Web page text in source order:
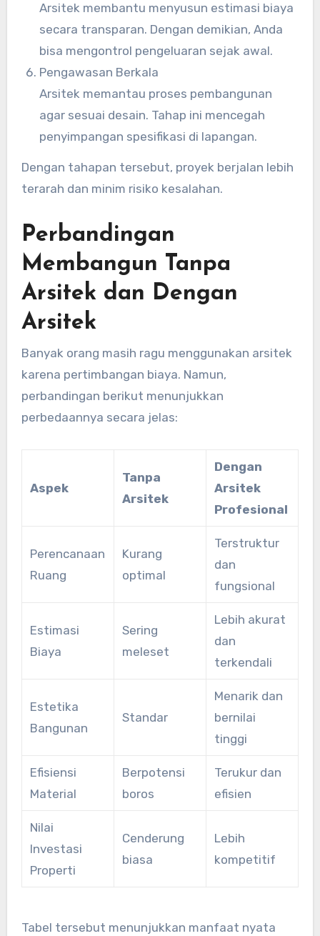
Arsitek membantu menyusun estimasi biaya
secara transparan. Dengan demikian, Anda
bisa mengontrol pengeluaran sejak awal.
Pengawasan Berkala
Arsitek memantau proses pembangunan
agar sesuai desain. Tahap ini mencegah
penyimpangan spesifikasi di lapangan.
Dengan tahapan tersebut, proyek berjalan lebih
terarah dan minim risiko kesalahan.
Perbandingan
Membangun Tanpa
Arsitek dan Dengan
Arsitek
Banyak orang masih ragu menggunakan arsitek
karena pertimbangan biaya. Namun,
perbandingan berikut menunjukkan
perbedaannya secara jelas:
Aspek
Tanpa
Arsitek
Dengan
Arsitek
Profesional
Perencanaan
Ruang
Kurang
optimal
Terstruktur
dan
fungsional
Estimasi
Biaya
Sering
meleset
Lebih akurat
dan
terkendali
Estetika
Bangunan
Standar
Menarik dan
bernilai
tinggi
Efisiensi
Material
Berpotensi
boros
Terukur dan
efisien
Nilai
Investasi
Properti
Cenderung
biasa
Lebih
kompetitif
Tabel tersebut menunjukkan manfaat nyata